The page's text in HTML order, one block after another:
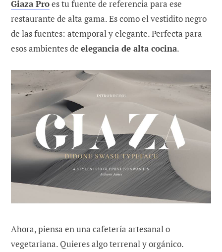
Giaza Proes tu fuente de referencia para ese
restaurante de alta gama. Es como el vestidito negro
de las fuentes: atemporal y elegante. Perfecta para
esos ambientes de elegancia de alta cocina.
Ahora, piensa en una cafetería artesanal o
vegetariana. Quieres algo terrenal y orgánico.